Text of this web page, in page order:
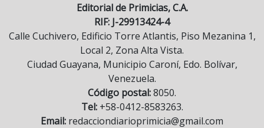
Editorial de Primicias, C.A.
RIF: J-29913424-4
Calle Cuchivero, Edificio Torre Atlantis, Piso Mezanina 1,
Local 2, Zona Alta Vista.
Ciudad Guayana, Municipio Caroní, Edo. Bolívar,
Venezuela.
Código postal:8050.
Tel:+58-0412-8583263.
Email: redacciondiarioprimicia@gmail.com